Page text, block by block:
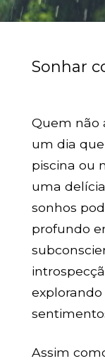
Sonhar
Quem não
um dia
piscina ou
uma
sonhos
profundo
explorando
Assim